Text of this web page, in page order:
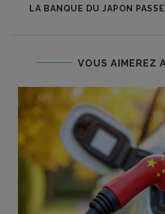
LA BANQUE DU JAPON
VOUS AIMEREZ